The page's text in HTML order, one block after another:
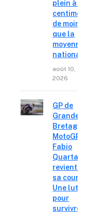
plein à 14
centimes
de moins
que la
moyenne
nationale
août 10,
2026
GP de
Grande-
Bretagne
MotoGP :
Fabio
revient
sa course
Une lutte
pour
survivre »